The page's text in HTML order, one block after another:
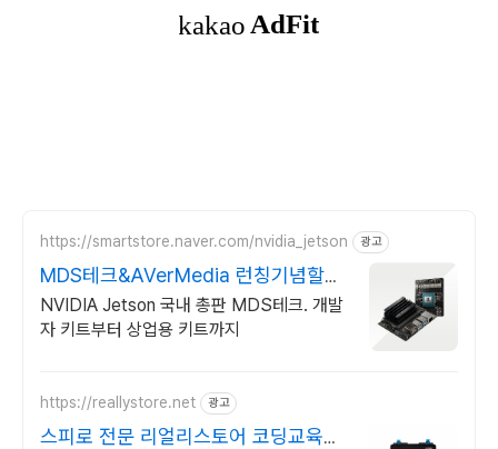
https://smartstore.naver.com/nvidia_jetson 광고
MDS테크&AVerMedia 런칭기념할인
이벤트
NVIDIA Jetson 국내 총판 MDS테크. 개발
자 키트부터 상업용 키트까지
https://reallystore.net 광고
스피로 전문 리얼리스토어 코딩교육을